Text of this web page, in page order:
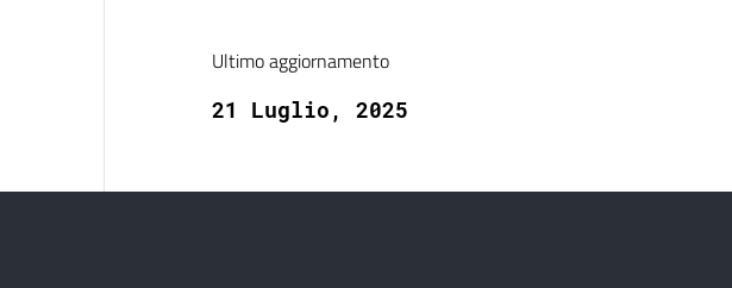
Ultimo aggiornamento
21 Luglio, 2025